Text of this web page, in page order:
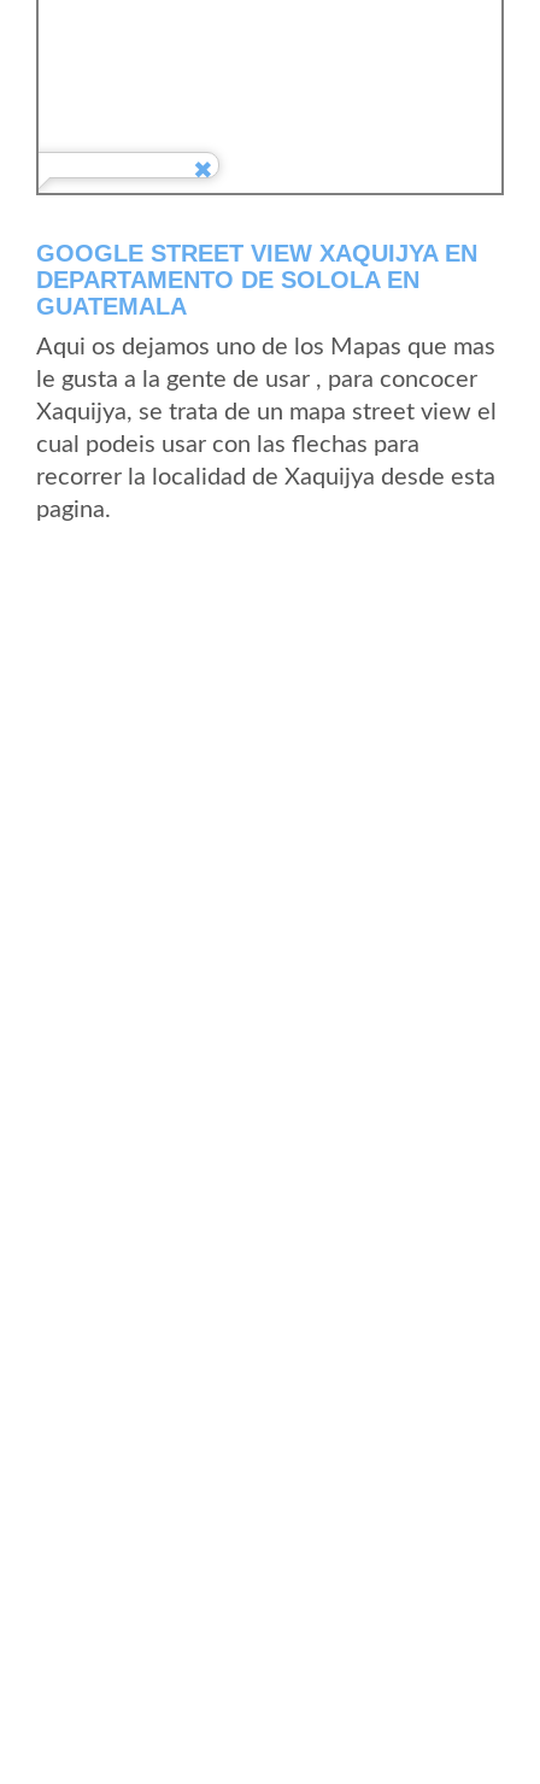
GOOGLE STREET VIEW XAQUIJYA EN
DEPARTAMENTO DE SOLOLA EN
GUATEMALA
Aqui os dejamos uno de los Mapas que mas
le gusta a la gente de usar , para concocer
Xaquijya, se trata de un mapa street view el
cual podeis usar con las flechas para
recorrer la localidad de Xaquijya desde esta
pagina.